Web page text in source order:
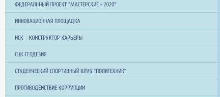
ФЕДЕРАЛЬНЫЙ ПРОЕКТ "МАСТЕРСКИЕ - 2020"
ИННОВАЦИОННАЯ ПЛОЩАДКА
НСК – КОНСТРУКТОР КАРЬЕРЫ
СЦК ГЕОДЕЗИЯ
СТУДЕНЧЕСКИЙ СПОРТИВНЫЙ КЛУБ "ПОЛИТЕХНИК"
ПРОТИВОДЕЙСТВИЕ КОРРУПЦИИ